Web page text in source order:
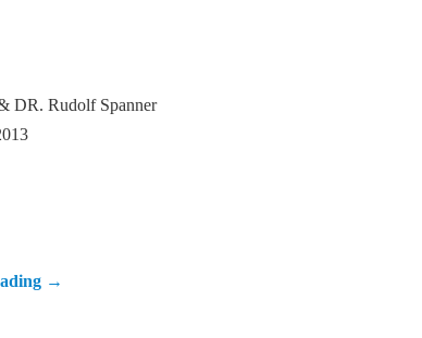
DR. Rudolf Spanner
→